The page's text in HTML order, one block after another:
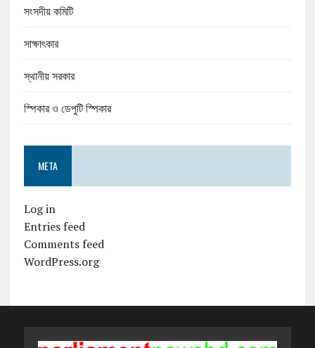
সংসদীয় কমিটি
সাক্ষাৎকার
স্থানীয় সরকার
স্পিকার ও ডেপুটি স্পিকার
META
Log in
Entries feed
Comments feed
WordPress.org